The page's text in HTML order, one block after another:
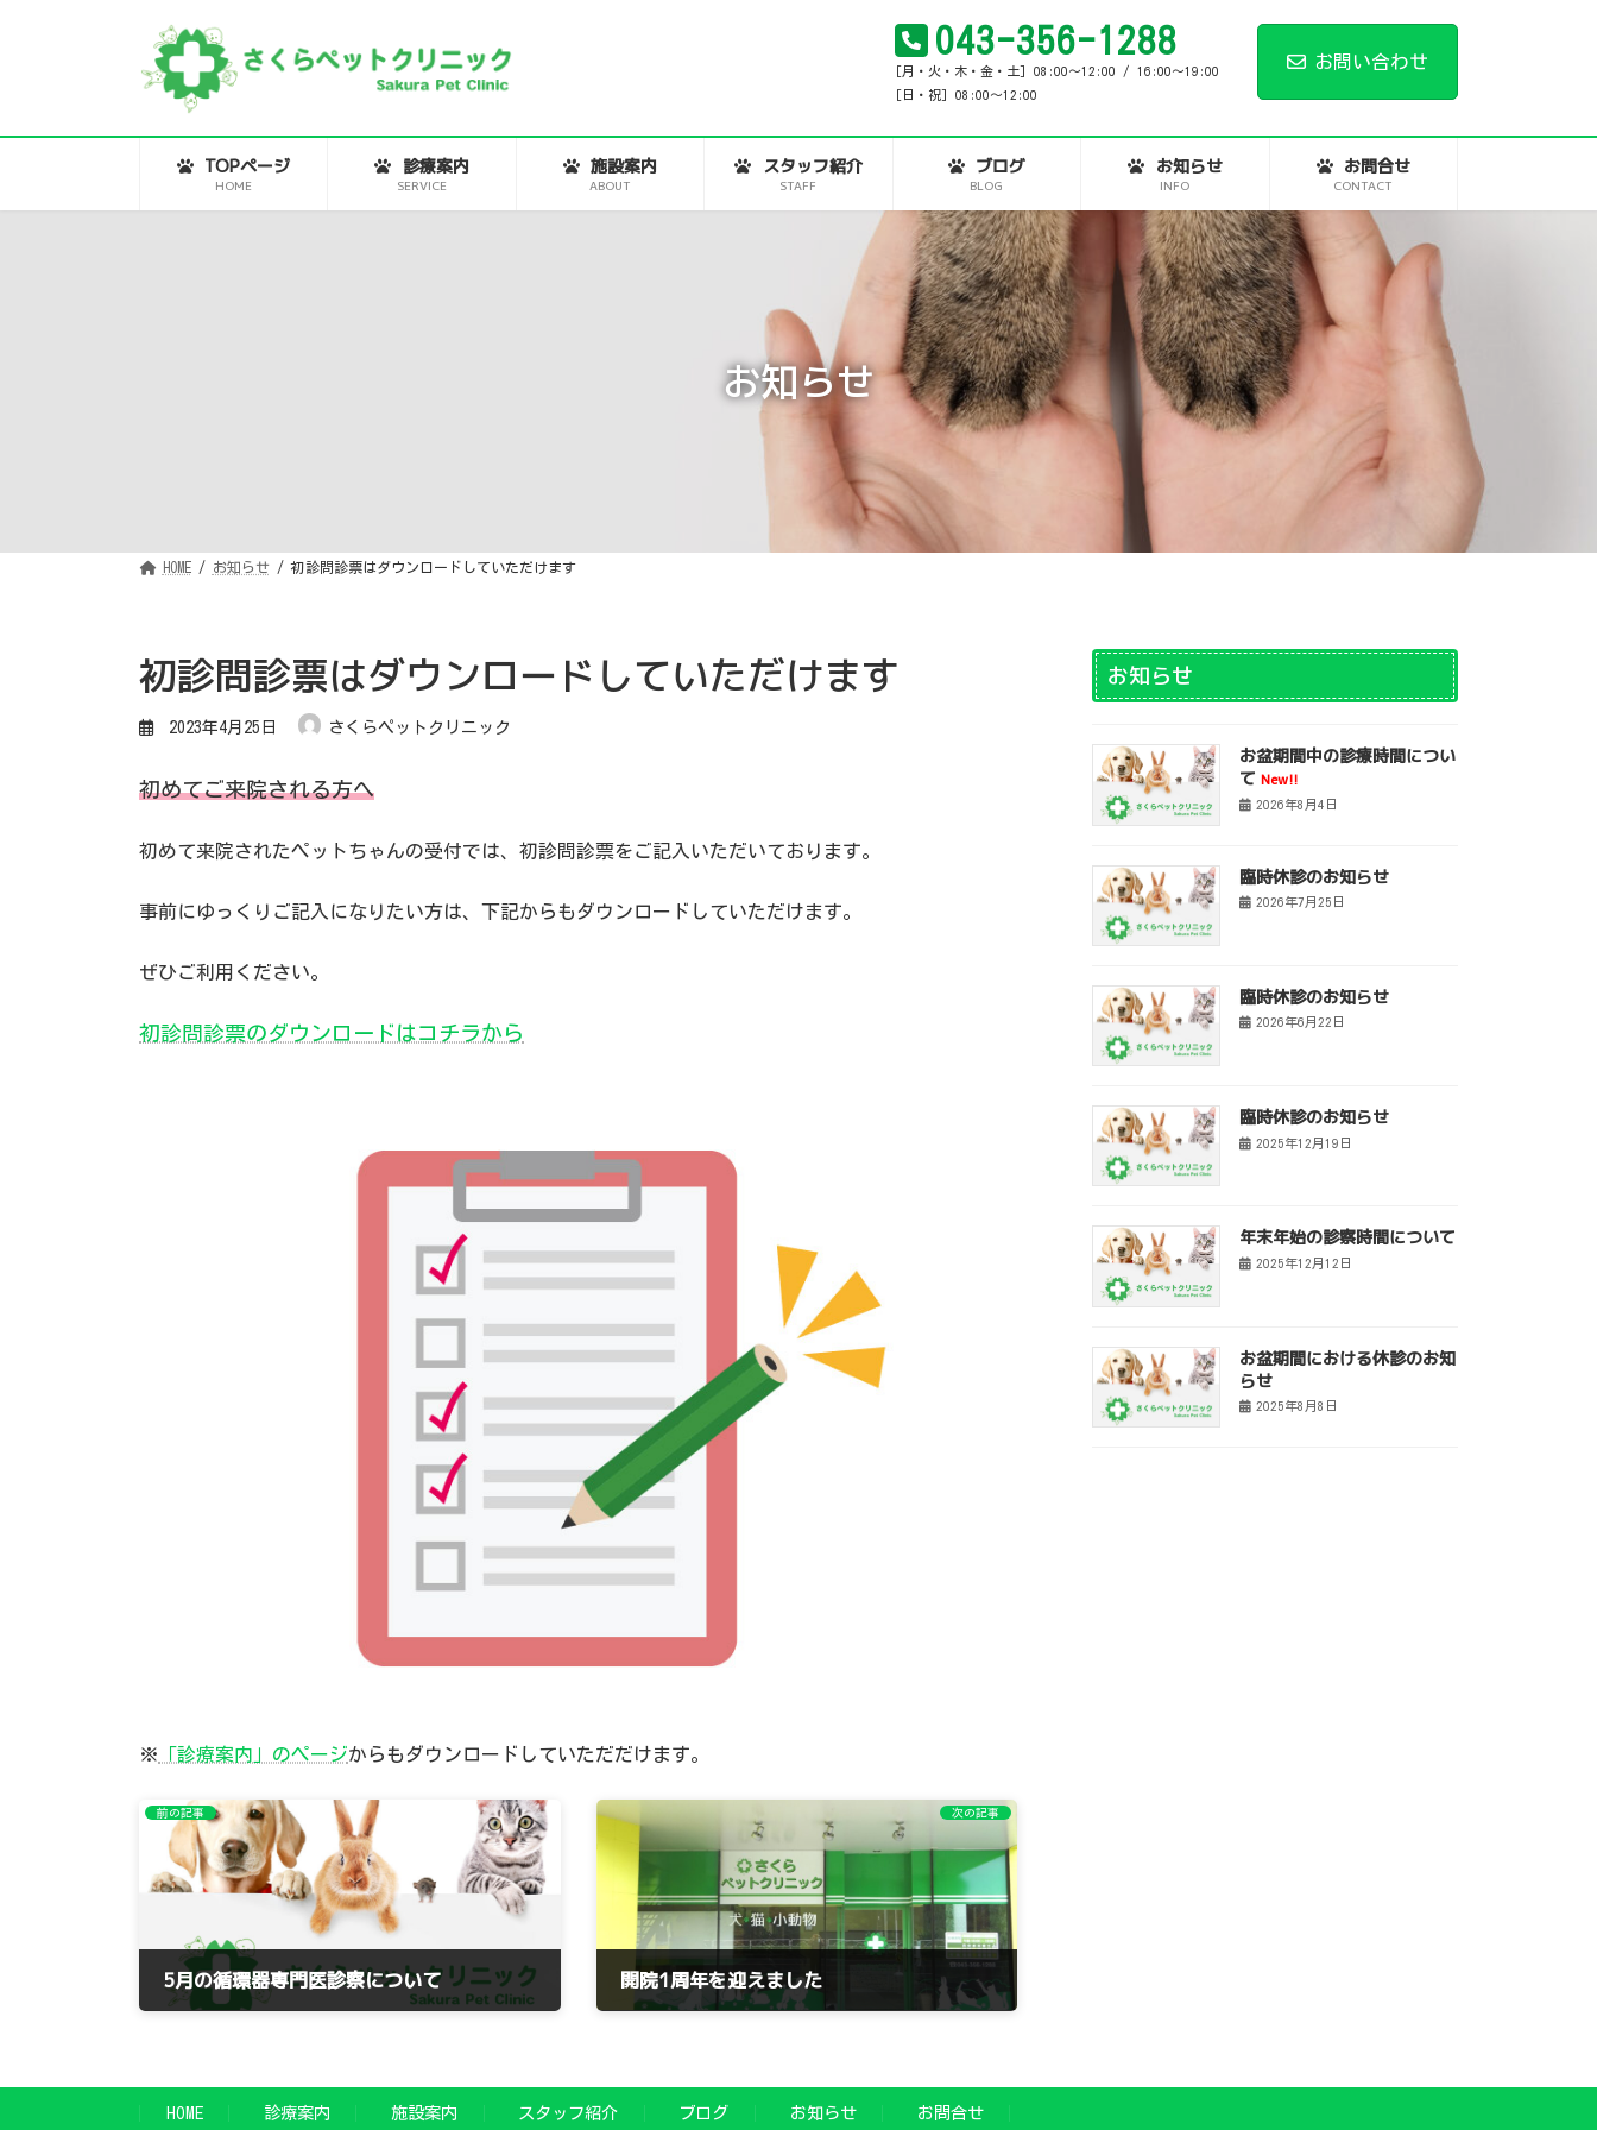
キ
に
043-356-1288
[月・火・木・金・土] 08:00～12:00 / 16:00～19:00
[日・祝] 08:00～12:00
お問い合わせ
TOPページ
HOME
診療案内
SERVICE
施設案内
ABOUT
スタッフ紹介
STAFF
ブログ
BLOG
お知らせ
INFO
お問合せ
CONTACT
お知らせ
HOME お知らせ 初診問診票はダウンロードしていただけます
初診問診票はダウンロードしていただけます
2023年4月25日 さくらペットクリニック
初めてご来院される方へ
初めて来院されたペットちゃんの受付では、初診問診票をご記入いただいております。
事前にゆっくりご記入になりたい方は、下記からもダウンロードしていただけます。
ぜひご利用ください。
初診問診票のダウンロードはコチラから
※ 「診療案内」のページからもダウンロードしていただだけます。
前の記事
5月の循環器専門医診察について
次の記事
開院1周年を迎えました
お知らせ
お盆期間中の診療時間につい
て New!!
2026年8月4日
臨時休診のお知らせ
2026年7月25日
臨時休診のお知らせ
2026年6月22日
臨時休診のお知らせ
2025年12月19日
年末年始の診察時間について
2025年12月12日
お盆期間における休診のお知
らせ
2025年8月8日
HOME 診療案内 施設案内 スタッフ紹介 ブログ お知らせ お問合せ